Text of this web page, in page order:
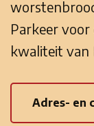
Parkeer
kwaliteit van
Adres- en